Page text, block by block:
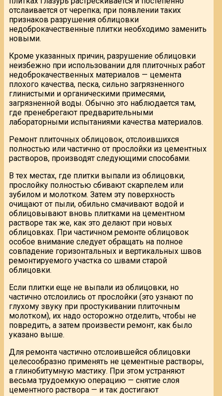
отслаивается от черепка; при появлении таких
признаков разрушения облицовки
недоброкачественные плитки необходимо заменить
новыми.
Кроме указанных причин, разрушение облицовки
неизбежно при использовании для плиточных работ
недоброкачественных материалов — цемента
плохого качества, песка, сильно загрязненного
глинистыми и органическими примесями,
загрязненной воды. Обычно это наблюдается там,
где пренебрегают предварительными
лабораторными испытаниями качества материалов.
Ремонт плиточных облицовок, отслоившихся
полностью или частично от прослойки из цементных
растворов, производят следующими способами.
В тех местах, где плитки выпали из облицовки,
прослойку полностью сбивают скарпелем или
зубилом и молотком. Затем эту поверхность
очищают от пыли, обильно смачивают водой и
облицовывают вновь плитками на цементном
растворе так же, как это делают при новых
облицовках. При частичном ремонте облицовок
особое внимание следует обращать на полное
совпадение горизонтальных и вертикальных швов
ремонтируемого участка со швами старой
облицовки.
Если плитки еще не выпали из облицовки, но
частично отслоились от прослойки (это узнают по
глухому звуку при простукивании плиточным
молотком), их надо осторожно отделить, чтобы не
повредить, а затем произвести ремонт, как было
указано выше.
Для ремонта частично отслоившейся облицовки
целесообразно применять не цементные растворы,
а глинобитумную мастику. При этом устраняют
весьма трудоемкую операцию — снятие слоя
цементного раствора — и так достигают